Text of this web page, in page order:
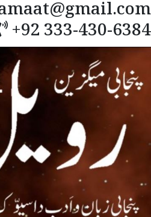
+92 333-430-6384